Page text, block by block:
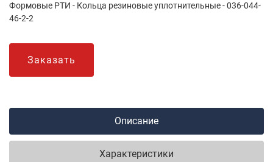
Формовые РТИ - Кольца резиновые уплотнительные - 036-044-
46-2-2
Заказать
Описание
Характеристики